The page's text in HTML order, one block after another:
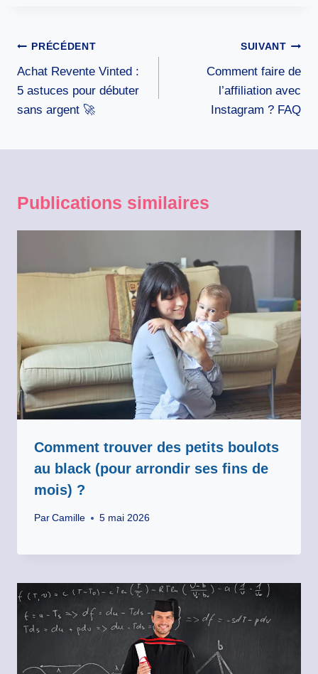
Navigation
de
l’article
PRÉCÉDENT
Achat Revente Vinted :
5 astuces pour débuter
sans argent 🚀
SUIVANT
Comment faire de
l’affiliation avec
Instagram ? FAQ
Publications similaires
Comment trouver des petits boulots
au black (pour arrondir ses fins de
mois) ?
Par Camille 5 mai 2026